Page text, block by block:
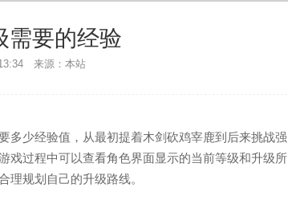
需要的经验
来源：本站
多少经验值，从最初提着木剑砍鸡宰鹿到后来挑战强
戏过程中可以查看角色界面显示的当前等级和升级所
理规划自己的升级路线。